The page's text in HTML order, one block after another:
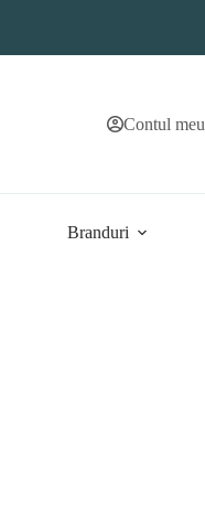
Contul meu
Branduri